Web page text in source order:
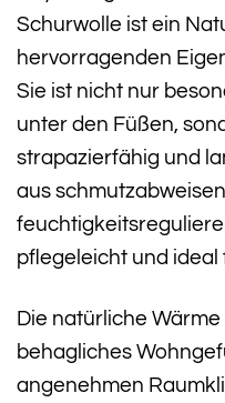
Schurwolle ist ein
hervorragenden
Sie ist nicht nur
unter den Füßen,
strapazierfähig und
aus
pflegeleicht und
Die natürliche
behagliches
angenehmen